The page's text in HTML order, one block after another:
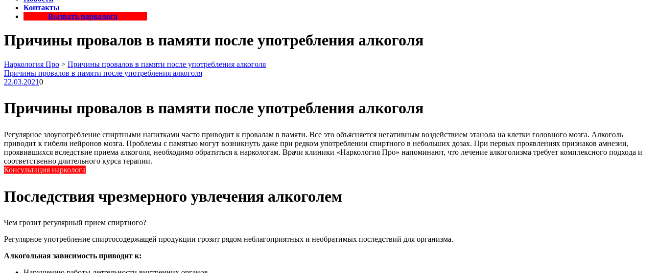
Контакты
Вызвать нарколога
Причины провалов в памяти после употребления алкоголя
Наркология Про > Причины провалов в памяти после употребления алкоголя
Причины провалов в памяти после употребления алкоголя
22.03.20210
Причины провалов в памяти после употребления алкоголя
Регулярное злоупотребление спиртными напитками часто приводит к провалам в памяти. Все это объясняется негативным воздействием этанола на клетки головного мозга. Алкоголь
приводит к гибели нейронов мозга. Проблемы с памятью могут возникнуть даже при редком употреблении спиртного в небольших дозах. При первых проявлениях признаков амнезии,
проявившихся вследствие приема алкоголя, необходимо обратиться к наркологам. Врачи клиники «Наркология Про» напоминают, что лечение алкоголизма требует комплексного подхода и
соответственно длительного курса терапии.
Консультация нарколога
Последствия чрезмерного увлечения алкоголем
Чем грозит регулярный прием спиртного?
Регулярное употребление спиртосодержащей продукции грозит рядом неблагоприятных и необратимых последствий для организма.
Алкогольная зависимость приводит к: